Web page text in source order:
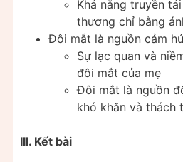
Khả năng truyền
thương chỉ bằng
Đôi mắt là nguồn cảm
Sự lạc quan và
đôi mắt của mẹ
Đôi mắt là nguồn
khó khăn và thách
III. Kết bài